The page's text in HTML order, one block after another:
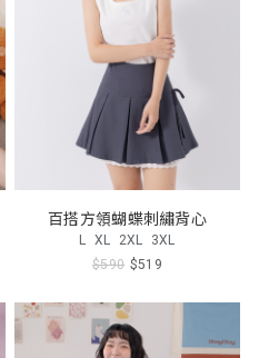
百搭方領蝴蝶刺繡背心
L XL 2XL 3XL
$590 $519